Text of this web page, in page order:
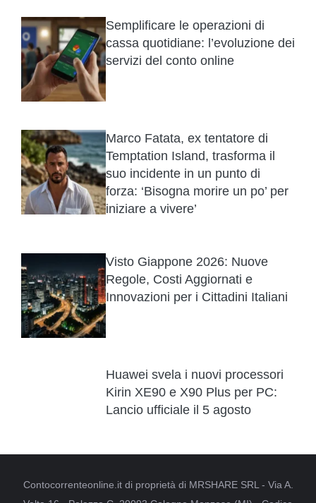
Semplificare le operazioni di
cassa quotidiane: l’evoluzione dei
servizi del conto online
Marco Fatata, ex tentatore di
Temptation Island, trasforma il
suo incidente in un punto di
forza: ‘Bisogna morire un po’ per
iniziare a vivere’
Visto Giappone 2026: Nuove
Regole, Costi Aggiornati e
Innovazioni per i Cittadini Italiani
Huawei svela i nuovi processori
Kirin XE90 e X90 Plus per PC:
Lancio ufficiale il 5 agosto
Contocorrenteonline.it di proprietà di MRSHARE SRL - Via A.